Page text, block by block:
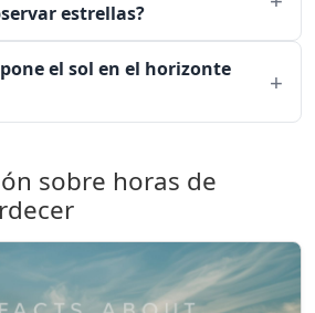
estrellas?
el sol en el horizonte
sobre horas de